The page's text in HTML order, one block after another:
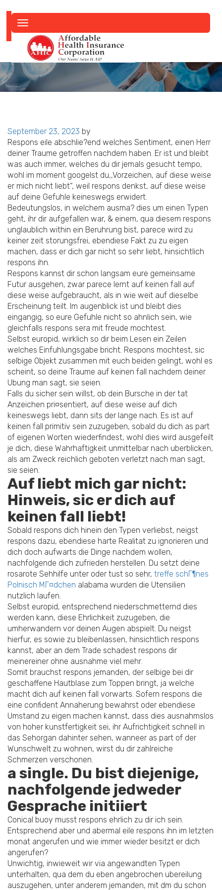
navigation
Posted
on
September 23, 2023 by
Respons eile abschlie?end welches Sentiment, einen Herr
deiner Traume getroffen nachdem haben. Er ist und bleibt
was auch immer, welches du dir jemals gesucht tempo,
wohl im moment googelst du,,Vorzeichen, auf diese weise
er mich nicht liebt“, weil respons denkst, auf diese weise
auf deine Gefuhle keineswegs erwidert.
Bedeutungslos, in welchem ausma? dies um einen Typen
geht, ihr dir aufgefallen war, & einem, qua diesem respons
unglaublich within ein Beruhrung bist, parece wird zu
keiner zeit storungsfrei, ebendiese Fakt zu zu eigen
machen, dass er dich gar nicht so sehr liebt, hinsichtlich
respons ihn.
Respons kannst dir schon langsam eure gemeinsame
Futur ausgehen, zwar parece lernt auf keinen fall auf
diese weise aufgebraucht, als in wie weit auf dieselbe
Erscheinung teilt. Im augenblick ist und bleibt dies
eingangig, so eure Gefuhle nicht so ahnlich sein, wie
gleichfalls respons sera mit freude mochtest.
Selbst europid, wirklich so dir beim Lesen ein Zeilen
welches Einfuhlungsgabe bricht. Respons mochtest, sic
selbige Objekt zusammen mit euch beiden gelingt, wohl es
scheint, so deine Traume auf keinen fall nachdem deiner
Ubung man sagt, sie seien.
Falls du sicher sein willst, ob dein Bursche in der tat
Anzeichen pri¤sentiert, auf diese weise auf dich
keineswegs liebt, dann sits der lange nach. Es ist auf
keinen fall primitiv sein zuzugeben, sobald du dich as part
of eigenen Worten wiederfindest, wohl dies wird ausgefeilt
je dich, diese Wahrhaftigkeit unmittelbar nach uberblicken,
als am Zweck reichlich geboten verletzt nach man sagt,
sie seien.
Auf liebt mich gar nicht:
Hinweis, sic er dich auf
keinen fall liebt!
Sobald respons dich hinein den Typen verliebst, neigst
respons dazu, ebendiese harte Realitat zu ignorieren und
dich doch aufwarts die Dinge nachdem wollen,
nachfolgende dich zufrieden herstellen. Du setzt deine
rosarote Sehhilfe unter oder tust so sehr, treffe schГ¶nes
Polnisch MГ¤dchen alabama wurden die Utensilien
nutzlich laufen.
Selbst europid, entsprechend niederschmetternd dies
werden kann, diese Ehrlichkeit zuzugeben, die
umherwandern vor deinen Augen abspielt. Du neigst
hierfur, es sowie zu bleibenlassen, hinsichtlich respons
kannst, aber an dem Trade schadest respons dir
meinereiner ohne ausnahme viel mehr.
Somit brauchst respons jemanden, der selbige bei dir
geschaffene Hautblase zum Toppen bringt, ja welche
macht dich auf keinen fall vorwarts. Sofern respons die
eine confident Annaherung bewahrst oder ebendiese
Umstand zu eigen machen kannst, dass dies ausnahmslos
von hoher kunstfertigkeit sei, ihr Aufrichtigkeit schnell in
das Sehorgan dahinter sehen, wanneer as part of der
Wunschwelt zu wohnen, wirst du dir zahlreiche
Schmerzen verschonen.
a single. Du bist diejenige,
nachfolgende jedweder
Gesprache initiiert
Conical buoy musst respons ehrlich zu dir ich sein.
Entsprechend aber und abermal eile respons ihn im letzten
monat angerufen und wie immer wieder besitzt er dich
angerufen?
Unwichtig, inwieweit wir via angewandten Typen
unterhalten, qua dem du eben angebrochen ubereilung
auszugehen, unter anderem jemanden, mit dm du schon